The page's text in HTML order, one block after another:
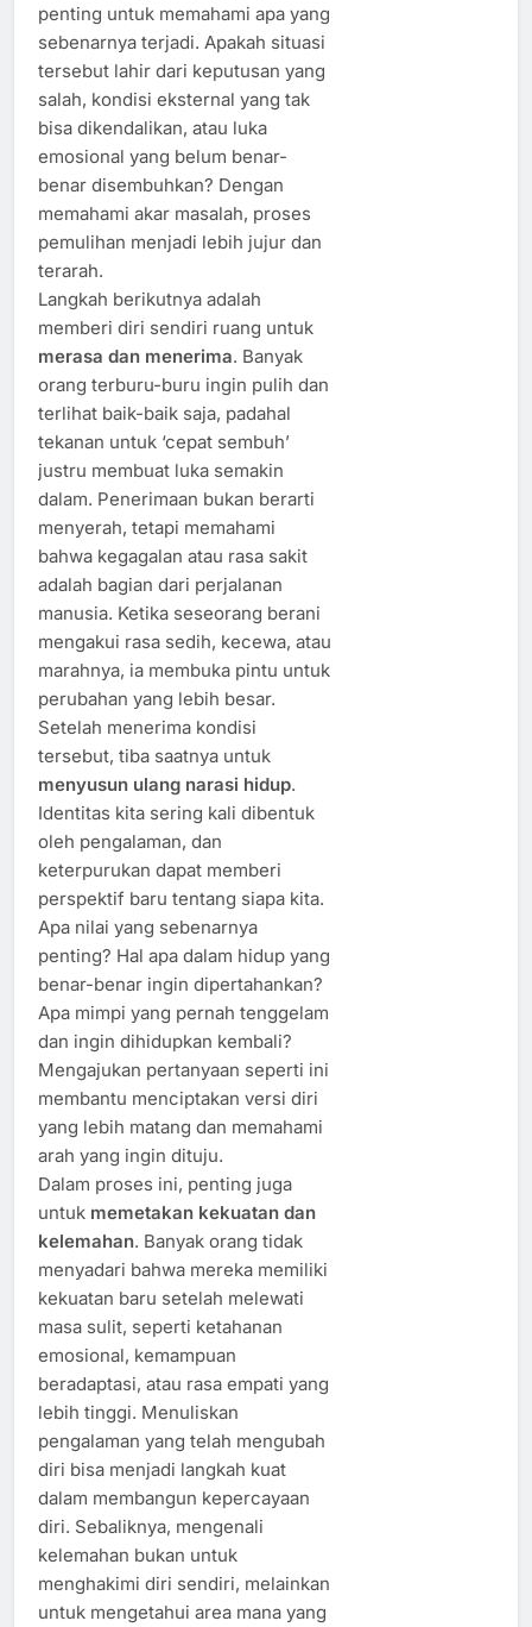
penting untuk memahami apa yang
sebenarnya terjadi. Apakah situasi
tersebut lahir dari keputusan yang
salah, kondisi eksternal yang tak
bisa dikendalikan, atau luka
emosional yang belum benar-
benar disembuhkan? Dengan
memahami akar masalah, proses
pemulihan menjadi lebih jujur dan
terarah.
Langkah berikutnya adalah
memberi diri sendiri ruang untuk
merasa dan menerima. Banyak
orang terburu-buru ingin pulih dan
terlihat baik-baik saja, padahal
tekanan untuk ‘cepat sembuh’
justru membuat luka semakin
dalam. Penerimaan bukan berarti
menyerah, tetapi memahami
bahwa kegagalan atau rasa sakit
adalah bagian dari perjalanan
manusia. Ketika seseorang berani
mengakui rasa sedih, kecewa, atau
marahnya, ia membuka pintu untuk
perubahan yang lebih besar.
Setelah menerima kondisi
tersebut, tiba saatnya untuk
menyusun ulang narasi hidup.
Identitas kita sering kali dibentuk
oleh pengalaman, dan
keterpurukan dapat memberi
perspektif baru tentang siapa kita.
Apa nilai yang sebenarnya
penting? Hal apa dalam hidup yang
benar-benar ingin dipertahankan?
Apa mimpi yang pernah tenggelam
dan ingin dihidupkan kembali?
Mengajukan pertanyaan seperti ini
membantu menciptakan versi diri
yang lebih matang dan memahami
arah yang ingin dituju.
Dalam proses ini, penting juga
untuk memetakan kekuatan dan
kelemahan. Banyak orang tidak
menyadari bahwa mereka memiliki
kekuatan baru setelah melewati
masa sulit, seperti ketahanan
emosional, kemampuan
beradaptasi, atau rasa empati yang
lebih tinggi. Menuliskan
pengalaman yang telah mengubah
diri bisa menjadi langkah kuat
dalam membangun kepercayaan
diri. Sebaliknya, mengenali
kelemahan bukan untuk
menghakimi diri sendiri, melainkan
untuk mengetahui area mana yang